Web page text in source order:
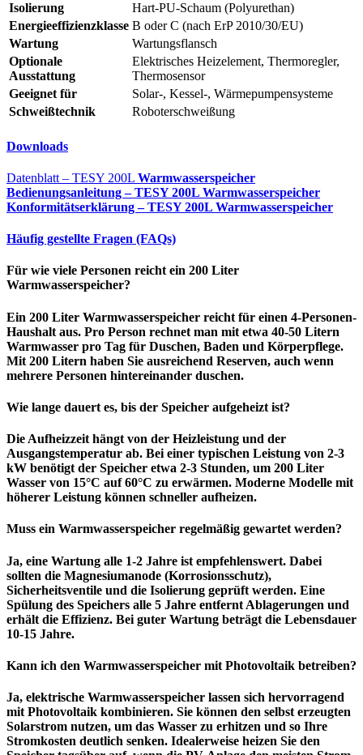
Isolierung
Hart-PU-Schaum (Polyurethan)
Energieeffizienzklasse B oder C (nach ErP 2010/30/EU)
Wartung
Wartungsflansch
Optionale
Ausstattung
Elektrisches Heizelement, Thermoregler,
Thermosensor
Geeignet für
Solar-, Kessel-, Wärmepumpensysteme
Schweißtechnik
Roboterschweißung
Downloads
Datenblatt – TESY 200L Warmwasserspeicher
Bedienungsanleitung – TESY 200L Warmwasserspeicher
Konformitätserklärung – TESY 200L Warmwasserspeicher
Häufig gestellte Fragen (FAQs)
Für wie viele Personen reicht ein 200 Liter
Warmwasserspeicher?
Ein 200 Liter Warmwasserspeicher reicht für einen 4-Personen-
Haushalt aus. Pro Person rechnet man mit etwa 40-50 Litern
Warmwasser pro Tag für Duschen, Baden und Körperpflege.
Mit 200 Litern haben Sie ausreichend Reserven, auch wenn
mehrere Personen hintereinander duschen.
Wie lange dauert es, bis der Speicher aufgeheizt ist?
Die Aufheizzeit hängt von der Heizleistung und der
Ausgangstemperatur ab. Bei einer typischen Leistung von 2-3
kW benötigt der Speicher etwa 2-3 Stunden, um 200 Liter
Wasser von 15°C auf 60°C zu erwärmen. Moderne Modelle mit
höherer Leistung können schneller aufheizen.
Muss ein Warmwasserspeicher regelmäßig gewartet werden?
Ja, eine Wartung alle 1-2 Jahre ist empfehlenswert. Dabei
sollten die Magnesiumanode (Korrosionsschutz),
Sicherheitsventile und die Isolierung geprüft werden. Eine
Spülung des Speichers alle 5 Jahre entfernt Ablagerungen und
erhält die Effizienz. Bei guter Wartung beträgt die Lebensdauer
10-15 Jahre.
Kann ich den Warmwasserspeicher mit Photovoltaik betreiben?
Ja, elektrische Warmwasserspeicher lassen sich hervorragend
mit Photovoltaik kombinieren. Sie können den selbst erzeugten
Solarstrom nutzen, um das Wasser zu erhitzen und so Ihre
Stromkosten deutlich senken. Idealerweise heizen Sie den